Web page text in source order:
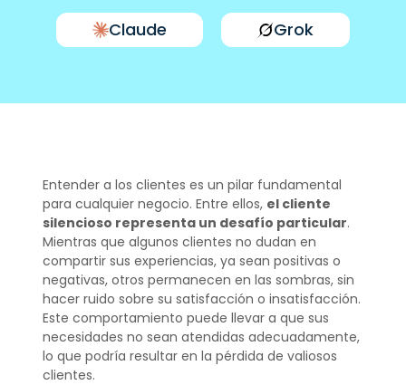
Claude Grok
Entender a los clientes es un pilar fundamental
para cualquier negocio. Entre ellos, el cliente
silencioso representa un desafío particular.
Mientras que algunos clientes no dudan en
compartir sus experiencias, ya sean positivas o
negativas, otros permanecen en las sombras, sin
hacer ruido sobre su satisfacción o insatisfacción.
Este comportamiento puede llevar a que sus
necesidades no sean atendidas adecuadamente,
lo que podría resultar en la pérdida de valiosos
clientes.